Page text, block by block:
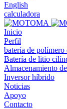
English
calculadora
Inicio
Perfil
batería de
Batería de litio
Almacenamiento
Inversor híbrido
Noticias
Apoyo
Contacto